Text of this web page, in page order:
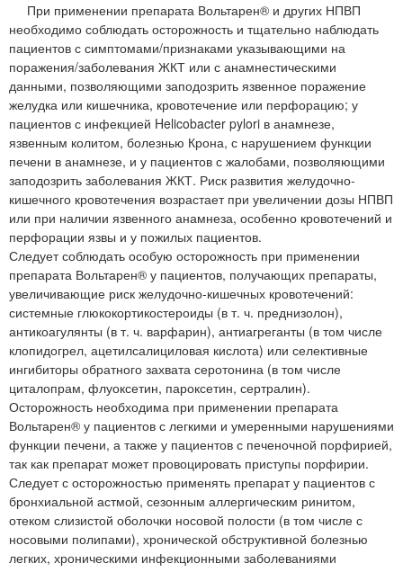
При применении препарата Вольтарен® и других НПВП
необходимо соблюдать осторожность и тщательно наблюдать
пациентов с симптомами/признаками указывающими на
поражения/заболевания ЖКТ или с анамнестическими
данными, позволяющими заподозрить язвенное поражение
желудка или кишечника, кровотечение или перфорацию; у
пациентов с инфекцией Helicobacter pylori в анамнезе,
язвенным колитом, болезнью Крона, с нарушением функции
печени в анамнезе, и у пациентов с жалобами, позволяющими
заподозрить заболевания ЖКТ. Риск развития желудочно-
кишечного кровотечения возрастает при увеличении дозы НПВП
или при наличии язвенного анамнеза, особенно кровотечений и
перфорации язвы и у пожилых пациентов.
Следует соблюдать особую осторожность при применении
препарата Вольтарен® у пациентов, получающих препараты,
увеличивающие риск желудочно-кишечных кровотечений:
системные глюкокортикостероиды (в т. ч. преднизолон),
антикоагулянты (в т. ч. варфарин), антиагреганты (в том числе
клопидогрел, ацетилсалициловая кислота) или селективные
ингибиторы обратного захвата серотонина (в том числе
циталопрам, флуоксетин, пароксетин, сертралин).
Осторожность необходима при применении препарата
Вольтарен® у пациентов с легкими и умеренными нарушениями
функции печени, а также у пациентов с печеночной порфирией,
так как препарат может провоцировать приступы порфирии.
Следует с осторожностью применять препарат у пациентов с
бронхиальной астмой, сезонным аллергическим ринитом,
отеком слизистой оболочки носовой полости (в том числе с
носовыми полипами), хронической обструктивной болезнью
легких, хроническими инфекционными заболеваниями